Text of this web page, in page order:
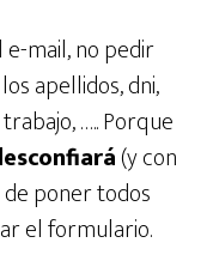
mail, no pedir
apellidos, dni,
….. Porque
(y con
poner todos
el formulario.